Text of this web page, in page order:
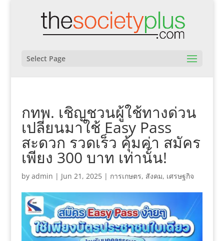
Select Page
กทพ. เชิญชวนผู้ใช้ทางด่วน
เปลี่ยนมาใช้ Easy Pass
สะดวก รวดเร็ว คุ้มค่า สมัคร
เพียง 300 บาท เท่านั้น!
by admin | Jun 21, 2025| การเกษตร, สังคม, เศรษฐกิจ